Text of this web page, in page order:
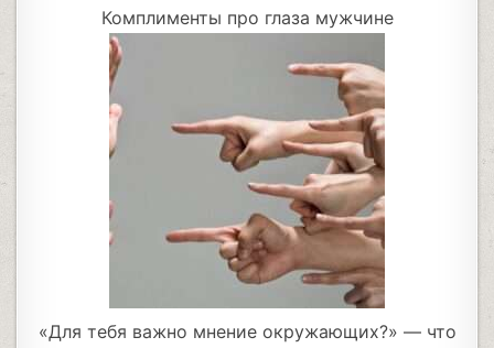
Комплименты про глаза мужчине
«Для тебя важно мнение окружающих?» — что